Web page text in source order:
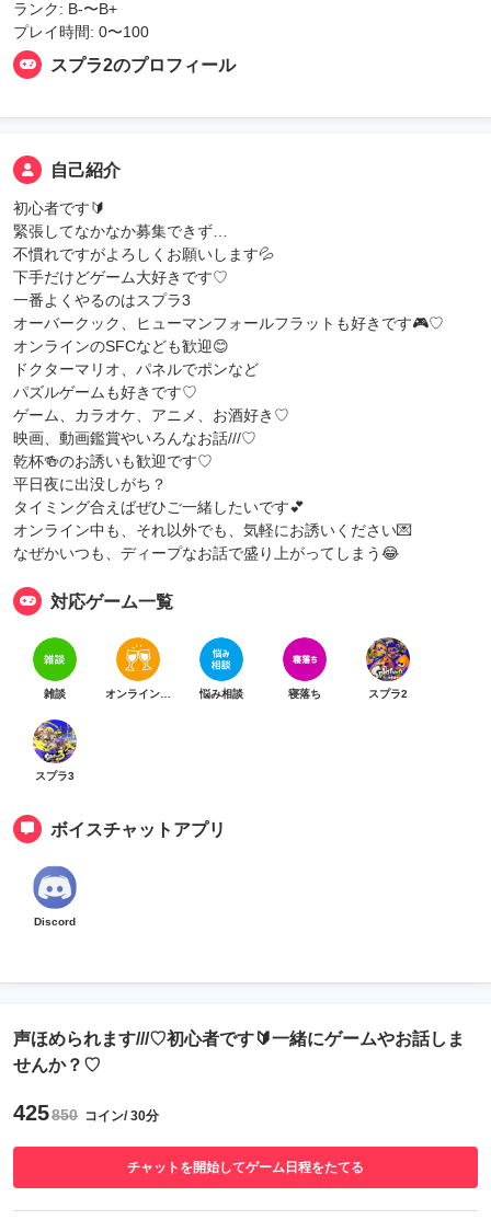
ランク: B-〜B+
プレイ時間: 0〜100
スプラ2のプロフィール
自己紹介
初心者です🔰
緊張してなかなか募集できず…
不慣れですがよろしくお願いします💦
下手だけどゲーム大好きです♡
一番よくやるのはスプラ3
オーバークック、ヒューマンフォールフラットも好きです🎮♡
オンラインのSFCなども歓迎😊
ドクターマリオ、パネルでポンなど
パズルゲームも好きです♡
ゲーム、カラオケ、アニメ、お酒好き♡
映画、動画鑑賞やいろんなお話///♡
乾杯🍻のお誘いも歓迎です♡
平日夜に出没しがち？
タイミング合えばぜひご一緒したいです💕
オンライン中も、それ以外でも、気軽にお誘いください💌
なぜかいつも、ディープなお話で盛り上がってしまう😂
対応ゲーム一覧
雑談 悩み相談 寝落ち スプラ2
スプラ3
ボイスチャットアプリ
Discord
声ほめられます///♡初心者です🔰一緒にゲームやお話しま
せんか？♡
425850 コイン/ 30分
チャットを開始してゲーム日程をたてる